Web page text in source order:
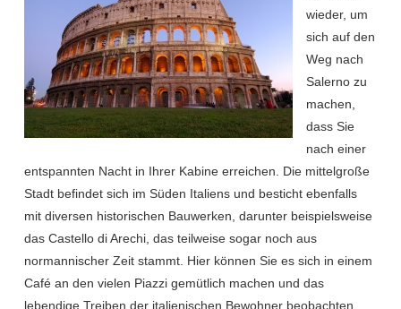
wieder, um
sich auf den
Weg nach
Salerno zu
machen,
dass Sie
nach einer
entspannten Nacht in Ihrer Kabine erreichen. Die mittelgroße
Stadt befindet sich im Süden Italiens und besticht ebenfalls
mit diversen historischen Bauwerken, darunter beispielsweise
das Castello di Arechi, das teilweise sogar noch aus
normannischer Zeit stammt. Hier können Sie es sich in einem
Café an den vielen Piazzi gemütlich machen und das
lebendige Treiben der italienischen Bewohner beobachten.